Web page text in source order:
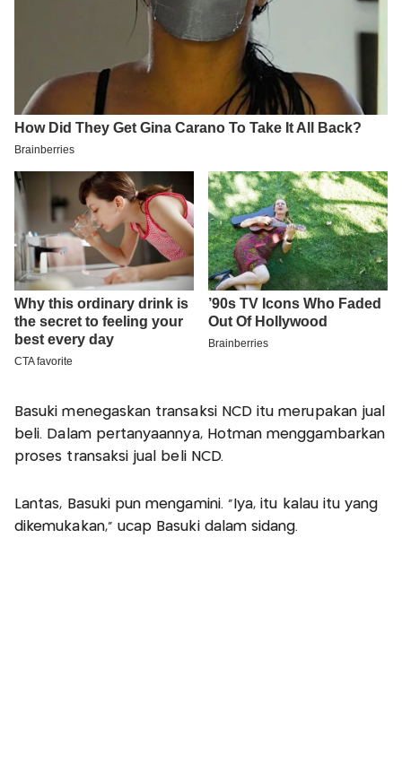
Basuki menegaskan transaksi NCD itu merupakan jual
beli. Dalam pertanyaannya, Hotman menggambarkan
proses transaksi jual beli NCD.
Lantas, Basuki pun mengamini. "Iya, itu kalau itu yang
dikemukakan," ucap Basuki dalam sidang.